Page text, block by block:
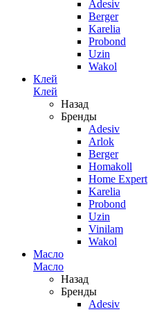
Adesiv
Berger
Karelia
Probond
Uzin
Wakol
Клей
Клей
Назад
Бренды
Adesiv
Arlok
Berger
Homakoll
Home Expert
Karelia
Probond
Uzin
Vinilam
Wakol
Масло
Масло
Назад
Бренды
Adesiv